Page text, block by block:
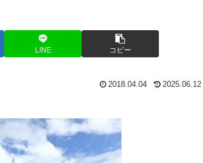
LINE コピー
2018.04.04 2025.06.12